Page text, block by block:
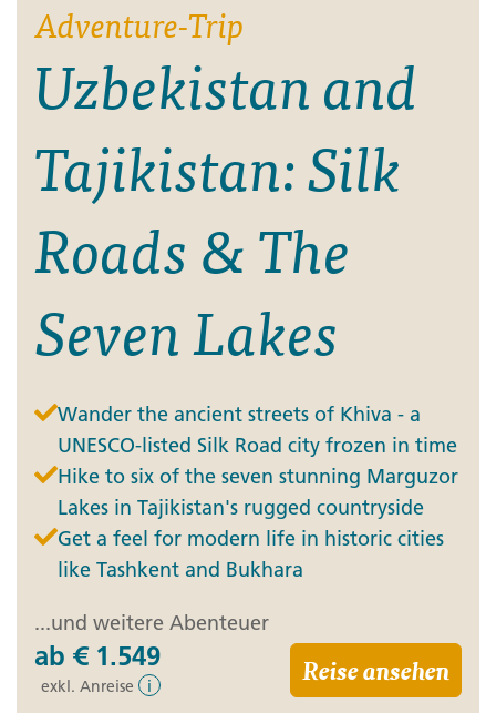
Adventure-Trip
Uzbekistan and
Tajikistan: Silk
Roads & The
Seven Lakes
Wander the ancient streets of Khiva - a
UNESCO-listed Silk Road city frozen in time
Hike to six of the seven stunning Marguzor
Lakes in Tajikistan's rugged countryside
Get a feel for modern life in historic cities
like Tashkent and Bukhara
...und weitere Abenteuer
ab € 1.549
exkl. Anreise i Reise ansehen